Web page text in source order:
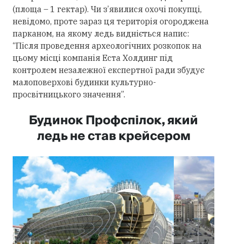
(площа – 1 гектар). Чи з’явилися охочі покупці,
невідомо, проте зараз ця територія огороджена
парканом, на якому ледь видніється напис:
“Після проведення археологічних розкопок на
цьому місці компанія Еста Холдинг під
контролем незалежної експертної ради збудує
малоповерхові будинки культурно-
просвітницького значення”.
Будинок Профспілок, який
ледь не став крейсером